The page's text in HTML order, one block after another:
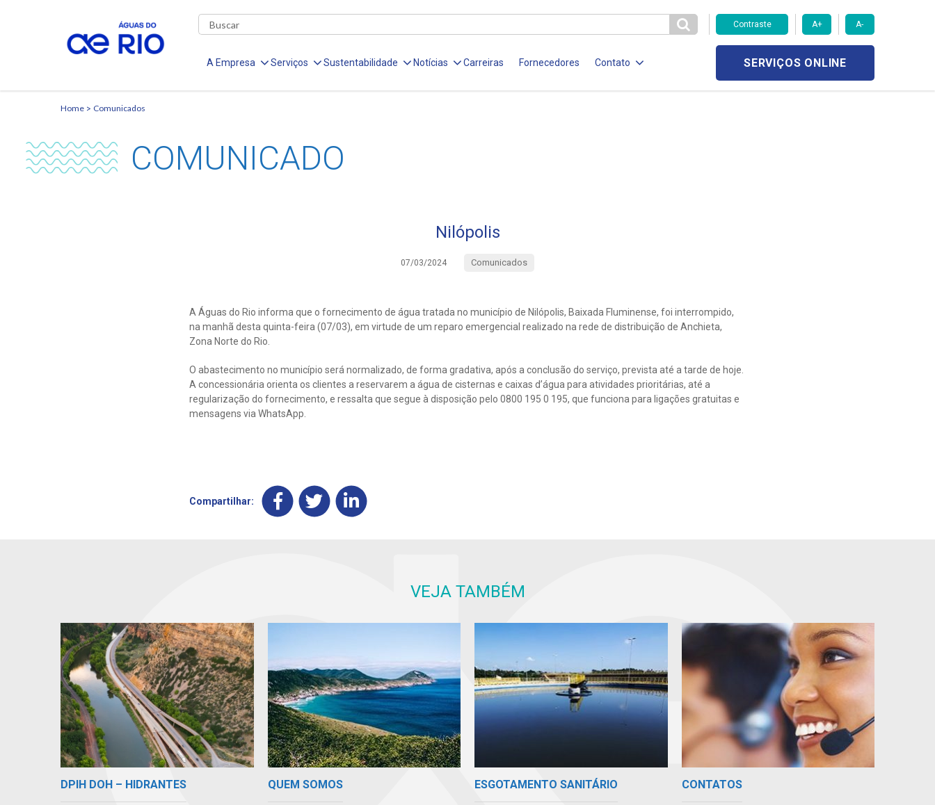
Contraste A+ A-
A Empresa Serviços Sustentabilidade Notícias Carreiras Fornecedores Contato SERVIÇOS ONLINE
Home Comunicados
COMUNICADO
Nilópolis
07/03/2024 Comunicados
A Águas do Rio informa que o fornecimento de água tratada no município de Nilópolis, Baixada Fluminense, foi interrompido,
na manhã desta quinta-feira (07/03), em virtude de um reparo emergencial realizado na rede de distribuição de Anchieta,
Zona Norte do Rio.
O abastecimento no município será normalizado, de forma gradativa, após a conclusão do serviço, prevista até a tarde de hoje.
A concessionária orienta os clientes a reservarem a água de cisternas e caixas d’água para atividades prioritárias, até a
regularização do fornecimento, e ressalta que segue à disposição pelo 0800 195 0 195, que funciona para ligações gratuitas e
mensagens via WhatsApp.
Compartilhar:
VEJA TAMBÉM
DPIH DOH – HIDRANTES QUEM SOMOS ESGOTAMENTO SANITÁRIO CONTATOS